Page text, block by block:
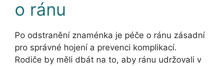
o ránu
Po odstranění znaménka je péče o ránu zásadní
pro správné hojení a prevenci komplikací.
Rodiče by měli dbát na to, aby ránu udržovali v